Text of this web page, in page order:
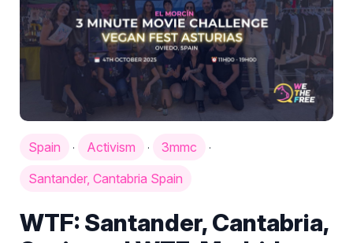
Spain · Activism · 3mmc
·
Santander, Cantabria Spain
WTF: Santander, Cantabria,